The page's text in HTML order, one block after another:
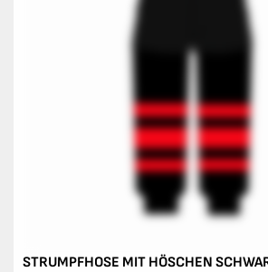
STRUMPFHOSE MIT HÖSCHEN